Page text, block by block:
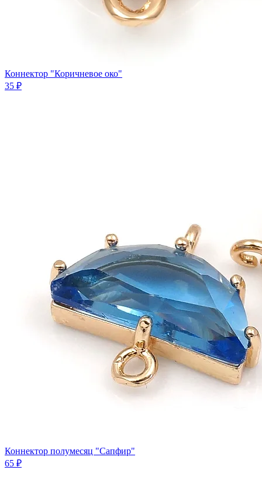
Коннектор "Коричневое око"
35 ₽
Коннектор полумесяц "Сапфир"
65 ₽